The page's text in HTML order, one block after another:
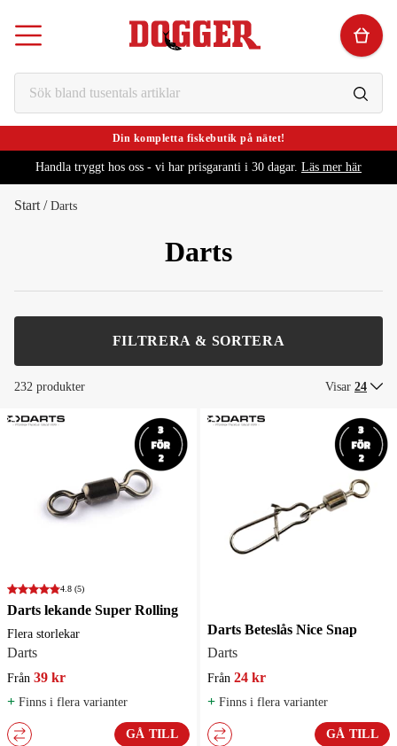
Din kompletta fiskebutik på nätet!
Handla tryggt hos oss - vi har prisgaranti i 30 dagar. Läs mer här
Start / Darts
Darts
FILTRERA & SORTERA
232 produkter Visar 24
4.8 (5)
Darts lekande Super Rolling
Flera storlekar
Darts
Från 39 kr
+ Finns i flera varianter
GÅ TILL
Darts Beteslås Nice Snap
Darts
Från 24 kr
+ Finns i flera varianter
GÅ TILL